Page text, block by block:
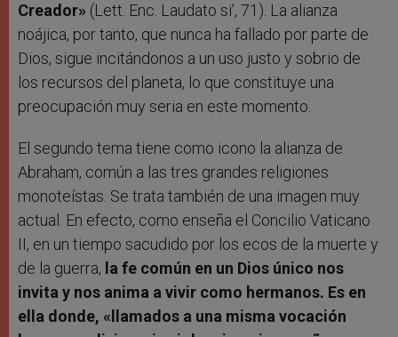
Creador» (Lett. Enc. Laudato si’, 71). La alianza
noájica, por tanto, que nunca ha fallado por parte de
Dios, sigue incitándonos a un uso justo y sobrio de
los recursos del planeta, lo que constituye una
preocupación muy seria en este momento.
El segundo tema tiene como icono la alianza de
Abraham, común a las tres grandes religiones
monoteístas. Se trata también de una imagen muy
actual. En efecto, como enseña el Concilio Vaticano
II, en un tiempo sacudido por los ecos de la muerte y
de la guerra, la fe común en un Dios único nos
invita y nos anima a vivir como hermanos. Es en
ella donde, «llamados a una misma vocación